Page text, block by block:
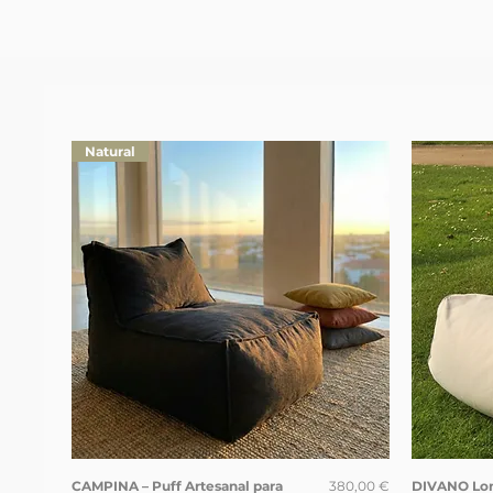
Natural
CAMPINA – Puff Artesanal para Preço
380,00 € DIVANO